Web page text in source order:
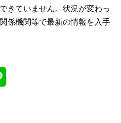
きていません。状況が変わっ
係機関等で最新の情報を入手